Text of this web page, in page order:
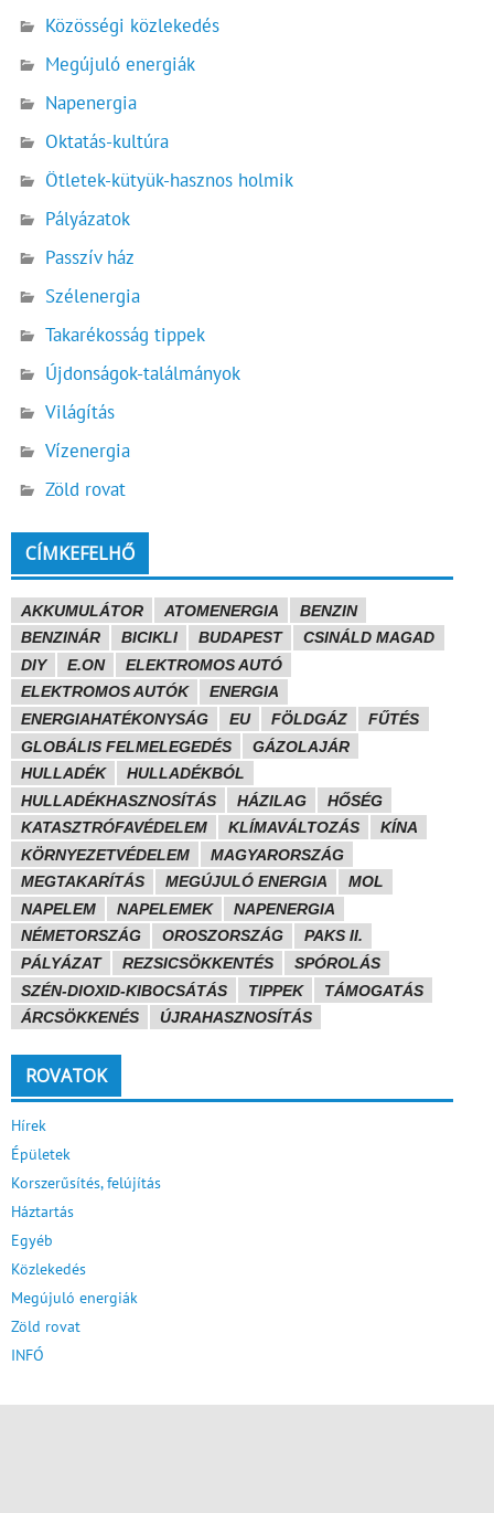
Közösségi közlekedés
Megújuló energiák
Napenergia
Oktatás-kultúra
Ötletek-kütyük-hasznos holmik
Pályázatok
Passzív ház
Szélenergia
Takarékosság tippek
Újdonságok-találmányok
Világítás
Vízenergia
Zöld rovat
CÍMKEFELHŐ
AKKUMULÁTOR ATOMENERGIA
BENZIN
BENZINÁR
BICIKLI BUDAPEST
CSINÁLD MAGAD
DIY
E.ON
ELEKTROMOS AUTÓ
ELEKTROMOS AUTÓK
ENERGIA
ENERGIAHATÉKONYSÁG
EU FÖLDGÁZ
FŰTÉS
GLOBÁLIS FELMELEGEDÉS
GÁZOLAJÁR
HULLADÉK
HULLADÉKBÓL
HULLADÉKHASZNOSÍTÁS
HÁZILAG
HŐSÉG
KATASZTRÓFAVÉDELEM
KLÍMAVÁLTOZÁS
KÍNA
KÖRNYEZETVÉDELEM
MAGYARORSZÁG
MEGTAKARÍTÁS
MEGÚJULÓ ENERGIA
MOL
NAPELEM
NAPELEMEK
NAPENERGIA
NÉMETORSZÁG
OROSZORSZÁG
PAKS II.
PÁLYÁZAT
REZSICSÖKKENTÉS
SPÓROLÁS
SZÉN-DIOXID-KIBOCSÁTÁS
TIPPEK
TÁMOGATÁS
ÁRCSÖKKENÉS
ÚJRAHASZNOSÍTÁS
ROVATOK
Hírek
Épületek
Korszerűsítés, felújítás
Háztartás
Egyéb
Közlekedés
Megújuló energiák
Zöld rovat
INFÓ